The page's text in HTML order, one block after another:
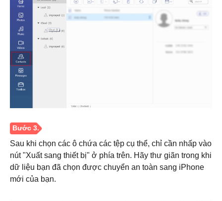
Sau khi chọn các ô chứa các tệp cụ thể, chỉ cần nhấp vào
nút "Xuất sang thiết bị" ở phía trên. Hãy thư giãn trong khi
dữ liệu bạn đã chọn được chuyển an toàn sang iPhone
mới của bạn.